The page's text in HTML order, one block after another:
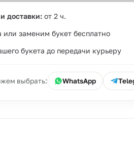
доставки: от 2 ч.
или заменим букет бесплатно
букета до передачи курьеру
выбрать: WhatsApp